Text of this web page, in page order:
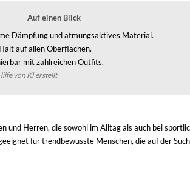
Auf einen Blick
Dämpfung und atmungsaktives Material.
auf allen Oberflächen.
mit zahlreichen Outfits.
von KI erstellt
und Herren, die sowohl im Alltag als auch bei
für trendbewusste Menschen, die auf der